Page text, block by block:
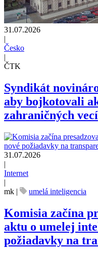
31.07.2026
|
Česko
|
ČTK
Syndikát
aby bojkotovali
zahraničných vecí
31.07.2026
|
Internet
|
mk | umelá inteligencia
Komisia začína
aktu o umelej
požiadavky na